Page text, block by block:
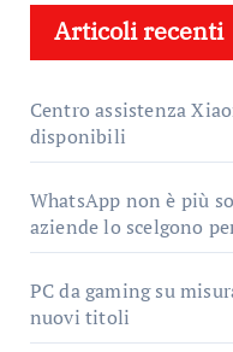
Articoli recenti
Centro assistenza
disponibili
WhatsApp non è più
aziende lo scelgono
PC da gaming su
nuovi titoli